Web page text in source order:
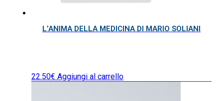
L’ANIMA DELLA MEDICINA DI MARIO SOLIANI
22.50€ Aggiungi al carrello